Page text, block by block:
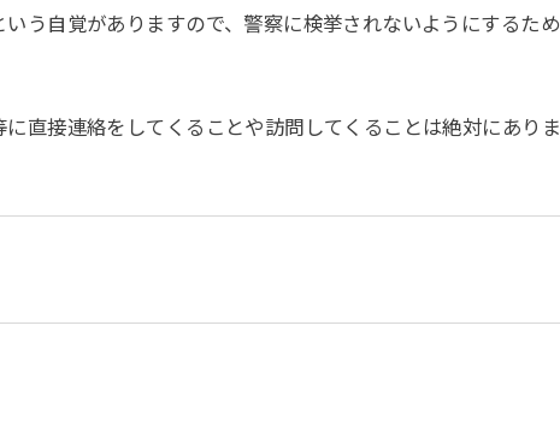
う自覚がありますので、警察に検挙されないようにするため
直接連絡をしてくることや訪問してくることは絶対にありま